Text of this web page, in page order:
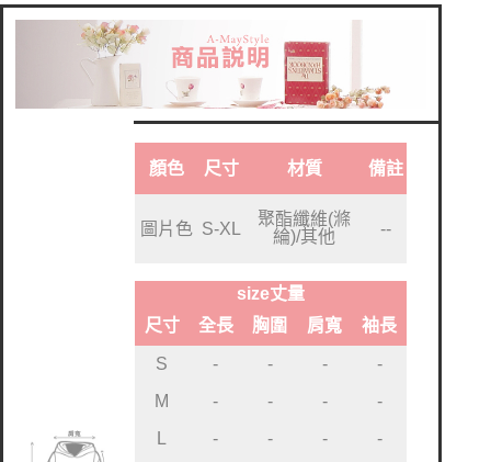
顏色 尺寸 材質 備註
圖片色 S-XL
聚酯纖維(滌
綸)/其他
--
size丈量
尺寸
全長 胸圍 肩寬 袖長
S - - -
-
M
- - -
-
L
- - -
-